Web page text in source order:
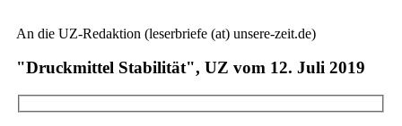
An die UZ-Redaktion (leserbriefe (at) unsere-zeit.de)
"Druckmittel Stabilität", UZ vom 12. Juli 2019